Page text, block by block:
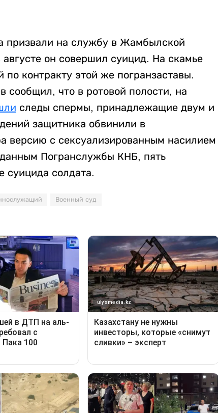
призвали на службу в Жамбылской
он совершил суицид. На скамье
контракту этой же погранзаставы.
сообщил, что в ротовой полости, на
следы спермы, принадлежащие двум и
защитника обвинили в
версию с сексуализированным насилием
Погранслужбы КНБ, пять
суицида солдата.
Военный суд